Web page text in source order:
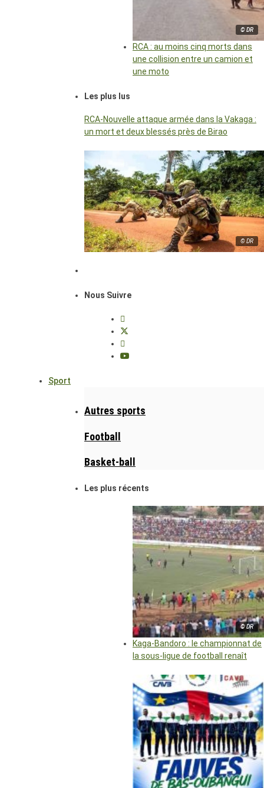
© DR
RCA : au moins cinq morts dans
une collision entre un camion et
une moto
Les plus lus
RCA-Nouvelle attaque armée dans la Vakaga :
un mort et deux blessés près de Birao
© DR
Nous Suivre
Sport
Autres sports
Football
Basket-ball
Les plus récents
© DR
Kaga-Bandoro : le championnat de
la sous-ligue de football renaît